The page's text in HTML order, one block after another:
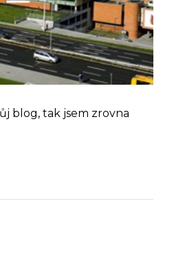
blog, tak jsem zrovna